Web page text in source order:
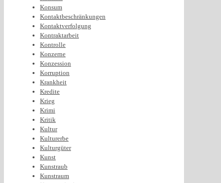
Konsum
Kontaktbeschränkungen
Kontaktverfolgung
Kontraktarbeit
Kontrolle
Konzerne
Konzession
Korruption
Krankheit
Kredite
Krieg
Krimi
Kritik
Kultur
Kulturerbe
Kulturgüter
Kunst
Kunstraub
Kunstraum